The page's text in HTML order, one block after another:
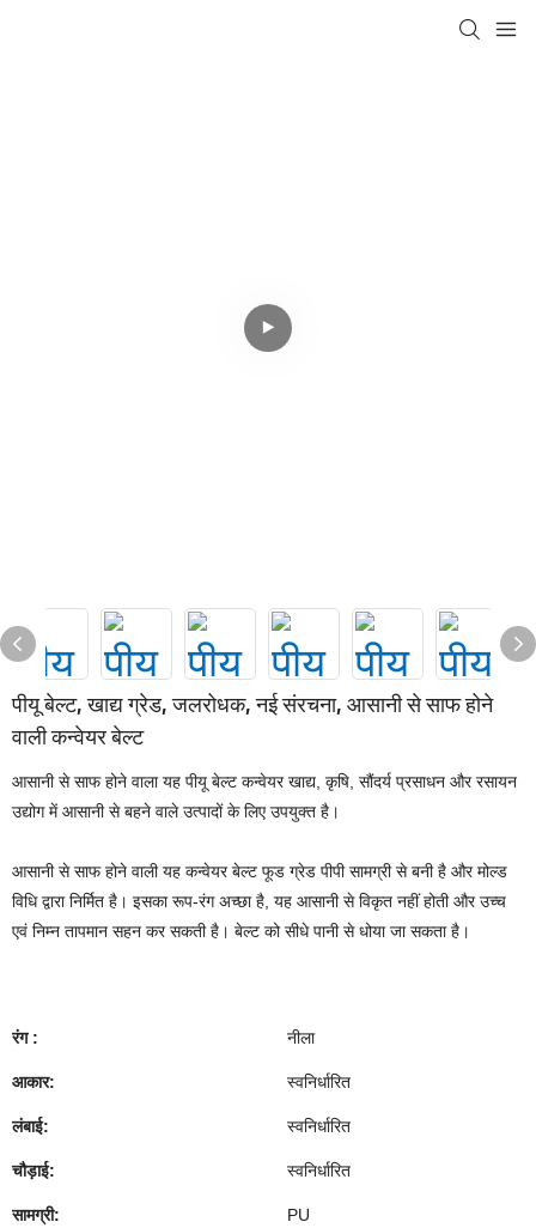
पीयू बेल्ट, खाद्य ग्रेड, जलरोधक, नई संरचना, आसानी से साफ होने
वाली कन्वेयर बेल्ट
आसानी से साफ होने वाला यह पीयू बेल्ट कन्वेयर खाद्य, कृषि, सौंदर्य प्रसाधन और रसायन
उद्योग में आसानी से बहने वाले उत्पादों के लिए उपयुक्त है।
आसानी से साफ होने वाली यह कन्वेयर बेल्ट फूड ग्रेड पीपी सामग्री से बनी है और मोल्ड
विधि द्वारा निर्मित है। इसका रूप-रंग अच्छा है, यह आसानी से विकृत नहीं होती और उच्च
एवं निम्न तापमान सहन कर सकती है। बेल्ट को सीधे पानी से धोया जा सकता है।
रंग : नीला
आकार: स्वनिर्धारित
लंबाई: स्वनिर्धारित
चौड़ाई: स्वनिर्धारित
सामग्री: PU